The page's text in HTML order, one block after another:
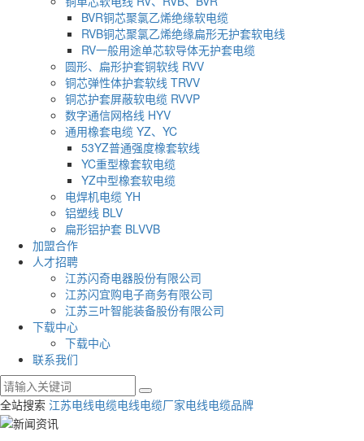
BVR铜芯聚氯乙烯绝缘软电缆
RVB铜芯聚氯乙烯绝缘扁形无护套软电线
RV一般用途单芯软导体无护套电缆
圆形、扁形护套铜软线 RVV
铜芯弹性体护套软线 TRVV
铜芯护套屏蔽软电缆 RVVP
数字通信网格线 HYV
通用橡套电缆 YZ、YC
53YZ普通强度橡套软线
YC重型橡套软电缆
YZ中型橡套软电缆
电焊机电缆 YH
铝塑线 BLV
扁形铝护套 BLVVB
加盟合作
人才招聘
江苏闪奇电器股份有限公司
江苏闪宜购电子商务有限公司
江苏三叶智能装备股份有限公司
下载中心
下载中心
联系我们
全站搜索 江苏电线电缆电线电缆厂家电线电缆品牌